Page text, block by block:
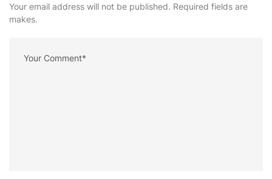
Your email address will not be published. Required fields are
makes.